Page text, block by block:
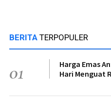
BERITA TERPOPULER
01
Harga Emas
Hari Menguat